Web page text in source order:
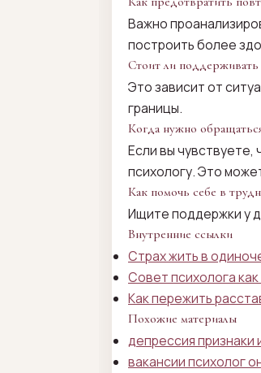
Важно
построить более
Стоит ли
Это зависит от
границы.
Когда нужно
Если вы чувствуете,
психологу. Это
Как помочь себе в
Ищите поддержки у
Внутренние ссылки
Страх жить в
Совет психолога
Как пережить
Похожие материалы
депрессия признаки
вакансии психолог